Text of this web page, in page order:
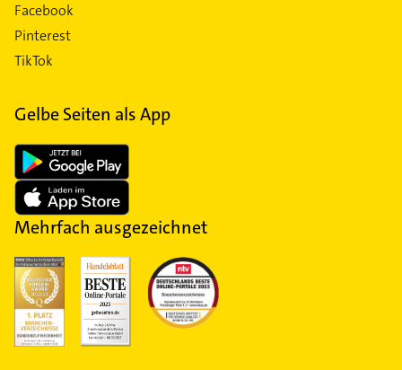
Facebook
Pinterest
TikTok
Gelbe Seiten als App
Mehrfach ausgezeichnet